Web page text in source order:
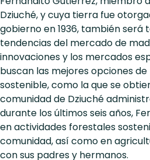
Dziuché, y cuya tierra fue
gobierno en 1936, también será
tendencias del mercado de
innovaciones y los mercados
buscan las mejores opciones
sostenible, como la que se
comunidad de Dziuché
durante los últimos seis años,
en actividades forestales
comunidad, así como en
con sus padres y hermanos.